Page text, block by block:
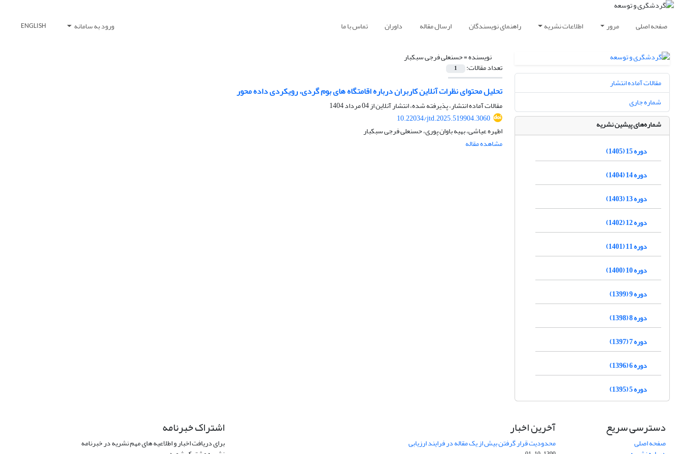
صفحه اصلی مرور اطلاعات نشریه راهنمای نویسندگان ارسال مقاله داوران تماس با ما ورود به سامانه ENGLISH
نویسنده =حسنعلی فرجی سبکبار
تعداد مقالات: 1
تحلیل محتوای نظرات آنلاین کاربران درباره اقامتگاه های بوم گردی، رویکردی داده محور
مقالات آماده انتشار، پذیرفته شده، انتشار آنلاین از04 مرداد 1404
10.22034/jtd.2025.519904.3060
اطهره عیاشی، بهیه باوان پوری، حسنعلی فرجی سبکبار
مشاهده مقاله
مقالات آماده انتشار
شماره جاری
شماره‌های پیشین نشریه
دوره 15 (1405)
دوره 14 (1404)
دوره 13 (1403)
دوره 12 (1402)
دوره 11 (1401)
دوره 10 (1400)
دوره 9 (1399)
دوره 8 (1398)
دوره 7 (1397)
دوره 6 (1396)
دوره 5 (1395)
دسترسی سریع
صفحه اصلی
آخرین اخبار
محدودیت قرار گرفتن بیش از یک مقاله در فرایند ارزیابی
اشتراک خبرنامه
برای دریافت اخبار و اطلاعیه های مهم نشریه در خبرنامه